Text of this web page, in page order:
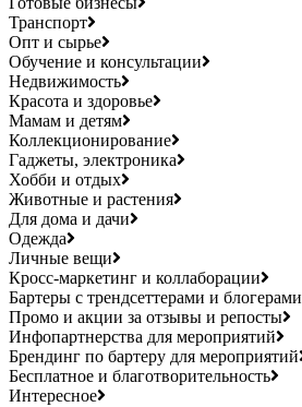
Транспорт
Опт и сырье
Обучение и консультации
Недвижимость
Красота и здоровье
Мамам и детям
Коллекционирование
Гаджеты, электроника
Хобби и отдых
Животные и растения
Для дома и дачи
Одежда
Личные вещи
Кросс-маркетинг и коллаборации
Бартеры с трендсеттерами и блогерами
Промо и акции за отзывы и репосты
Инфопартнерства для мероприятий
Брендинг по бартеру для мероприятий
Бесплатное и благотворительность
Интересное